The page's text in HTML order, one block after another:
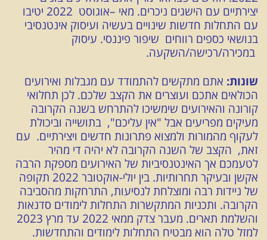
יצירתיים עם הישגים ניכרים. מאי –אוגוסט 2022 יטיבו
עם התחלות חדשות שינויים בעשיה ועיסוק אינטנסיבי
בנושאי כספים רווחים שיפור פיננסי. עיסוק
במכירה/רכישה/השקעה.
שונות: אתם מתקשים להתמודד עם מגבלות ואירועים
הכולאים אתכם ועוצרים את הקצב שלכם. לכן תחלואי
קורונה והאירועים שימשיכו להתרחש בשנה הקרובה
מעיקים מפריעים אבל "אין עליכם", בתושייה וביכולת
לעקוף מהמורות ולמצוא פתרונות חדשים ויצירתיים. עם
זאת, הקצב של השנה הקרובה לא יהיה די מהיר
לטעמכם אך האינטנסיביות של האירועים מספקת הרבה
אקשן ובעיקר תחרותיות. בין יולי-אוקטובר 2022 תקופה
של ניידות רבה ומוצלחת לנסיעות, התרחקות מהסביבה
הקרובה. ותכניות המתקשרות התחלות לימודים סדנאות
והשלמת תארים. מעבר צדק ממאי 2022 עד מרץ 2023
למזל טלה הוא מבטיח התחלות לימודים והתחדשות.